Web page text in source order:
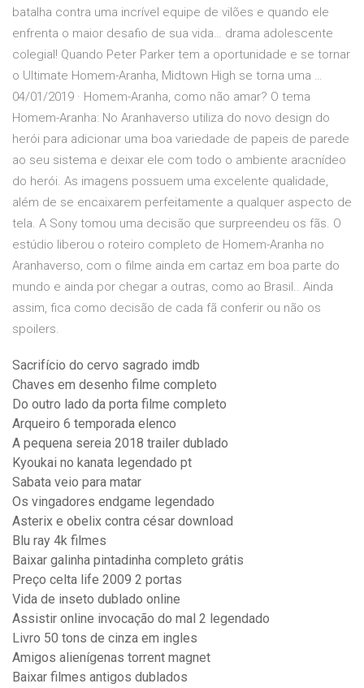
batalha contra uma incrível equipe de vilões e quando ele
enfrenta o maior desafio de sua vida… drama adolescente
colegial! Quando Peter Parker tem a oportunidade e se tornar
o Ultimate Homem-Aranha, Midtown High se torna uma …
04/01/2019 · Homem-Aranha, como não amar? O tema
Homem-Aranha: No Aranhaverso utiliza do novo design do
herói para adicionar uma boa variedade de papeis de parede
ao seu sistema e deixar ele com todo o ambiente aracnídeo
do herói. As imagens possuem uma excelente qualidade,
além de se encaixarem perfeitamente a qualquer aspecto de
tela. A Sony tomou uma decisão que surpreendeu os fãs. O
estúdio liberou o roteiro completo de Homem-Aranha no
Aranhaverso, com o filme ainda em cartaz em boa parte do
mundo e ainda por chegar a outras, como ao Brasil.. Ainda
assim, fica como decisão de cada fã conferir ou não os
spoilers.
Sacrifício do cervo sagrado imdb
Chaves em desenho filme completo
Do outro lado da porta filme completo
Arqueiro 6 temporada elenco
A pequena sereia 2018 trailer dublado
Kyoukai no kanata legendado pt
Sabata veio para matar
Os vingadores endgame legendado
Asterix e obelix contra césar download
Blu ray 4k filmes
Baixar galinha pintadinha completo grátis
Preço celta life 2009 2 portas
Vida de inseto dublado online
Assistir online invocação do mal 2 legendado
Livro 50 tons de cinza em ingles
Amigos alienígenas torrent magnet
Baixar filmes antigos dublados